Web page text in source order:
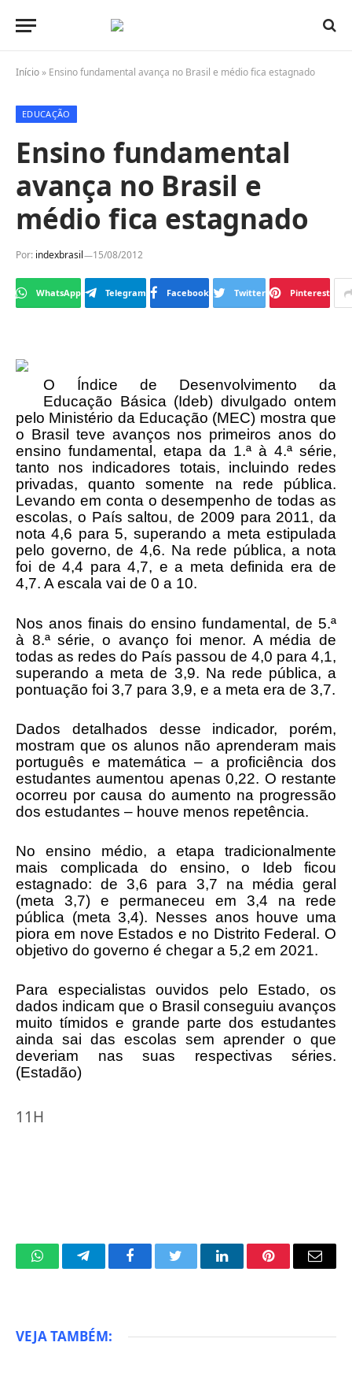
Início » Ensino fundamental avança no Brasil e médio fica estagnado
EDUCAÇÃO
Ensino fundamental
avança no Brasil e
médio fica estagnado
Por: indexbrasil 15/08/2012
WhatsApp Telegram Facebook Twitter Pinterest
O Índice de Desenvolvimento da
Educação Básica (Ideb) divulgado ontem
pelo Ministério da Educação (MEC) mostra que
o Brasil teve avanços nos primeiros anos do
ensino fundamental, etapa da 1.ª à 4.ª série,
tanto nos indicadores totais, incluindo redes
privadas, quanto somente na rede pública.
Levando em conta o desempenho de todas as
escolas, o País saltou, de 2009 para 2011, da
nota 4,6 para 5, superando a meta estipulada
pelo governo, de 4,6. Na rede pública, a nota
foi de 4,4 para 4,7, e a meta definida era de
4,7. A escala vai de 0 a 10.
Nos anos finais do ensino fundamental, de 5.ª
à 8.ª série, o avanço foi menor. A média de
todas as redes do País passou de 4,0 para 4,1,
superando a meta de 3,9. Na rede pública, a
pontuação foi 3,7 para 3,9, e a meta era de 3,7.
Dados detalhados desse indicador, porém,
mostram que os alunos não aprenderam mais
português e matemática – a proficiência dos
estudantes aumentou apenas 0,22. O restante
ocorreu por causa do aumento na progressão
dos estudantes – houve menos repetência.
No ensino médio, a etapa tradicionalmente
mais complicada do ensino, o Ideb ficou
estagnado: de 3,6 para 3,7 na média geral
(meta 3,7) e permaneceu em 3,4 na rede
pública (meta 3,4). Nesses anos houve uma
piora em nove Estados e no Distrito Federal. O
objetivo do governo é chegar a 5,2 em 2021.
Para especialistas ouvidos pelo Estado, os
dados indicam que o Brasil conseguiu avanços
muito tímidos e grande parte dos estudantes
ainda sai das escolas sem aprender o que
deveriam nas suas respectivas séries.
(Estadão)
11H
WhatsAppTelegramFacebookTwitter LinkedInPinterestEmail
VEJA TAMBÉM: